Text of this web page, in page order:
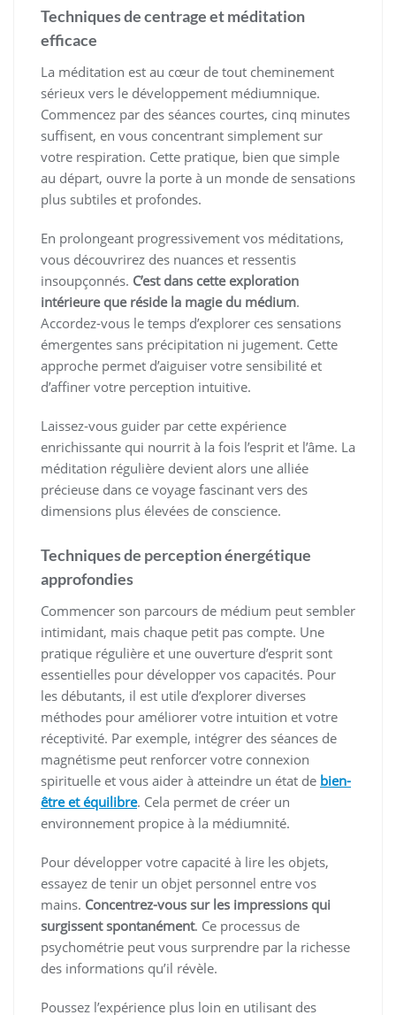
Techniques de centrage et méditation
efficace
La méditation est au cœur de tout cheminement
sérieux vers le développement médiumnique.
Commencez par des séances courtes, cinq minutes
suffisent, en vous concentrant simplement sur
votre respiration. Cette pratique, bien que simple
au départ, ouvre la porte à un monde de sensations
plus subtiles et profondes.
En prolongeant progressivement vos méditations,
vous découvrirez des nuances et ressentis
insoupçonnés. C’est dans cette exploration
intérieure que réside la magie du médium.
Accordez-vous le temps d’explorer ces sensations
émergentes sans précipitation ni jugement. Cette
approche permet d’aiguiser votre sensibilité et
d’affiner votre perception intuitive.
Laissez-vous guider par cette expérience
enrichissante qui nourrit à la fois l’esprit et l’âme. La
méditation régulière devient alors une alliée
précieuse dans ce voyage fascinant vers des
dimensions plus élevées de conscience.
Techniques de perception énergétique
approfondies
Commencer son parcours de médium peut sembler
intimidant, mais chaque petit pas compte. Une
pratique régulière et une ouverture d’esprit sont
essentielles pour développer vos capacités. Pour
les débutants, il est utile d’explorer diverses
méthodes pour améliorer votre intuition et votre
réceptivité. Par exemple, intégrer des séances de
magnétisme peut renforcer votre connexion
spirituelle et vous aider à atteindre un état de bien-
être et équilibre. Cela permet de créer un
environnement propice à la médiumnité.
Pour développer votre capacité à lire les objets,
essayez de tenir un objet personnel entre vos
mains. Concentrez-vous sur les impressions qui
surgissent spontanément. Ce processus de
psychométrie peut vous surprendre par la richesse
des informations qu’il révèle.
Poussez l’expérience plus loin en utilisant des